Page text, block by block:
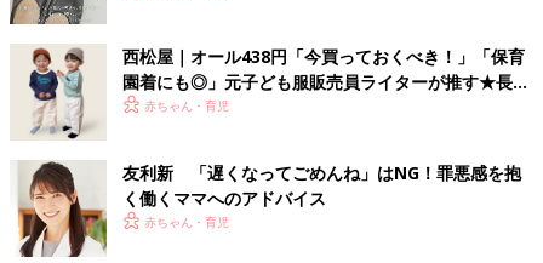
西松屋｜オール438円「今買っておくべき！」「保育
園着にも◎」元子ども服販売員ライターが推す★長袖
Tシャツ5選
赤ちゃん・育児
友利新 「遅くなってごめんね」はNG！罪悪感を抱
く働くママへのアドバイス
赤ちゃん・育児